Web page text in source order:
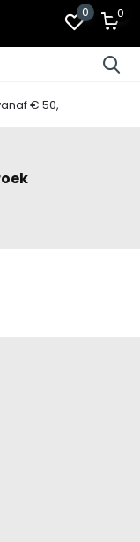
0 0
€ 50,-